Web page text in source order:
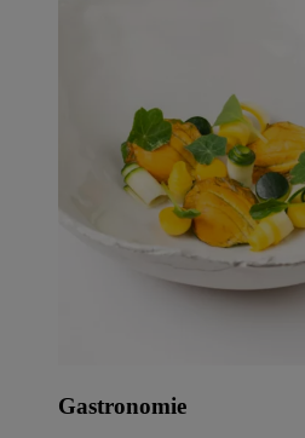
Gastronomie